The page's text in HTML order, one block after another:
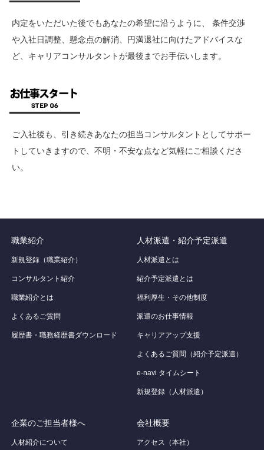
内定をいただいた後でもあなたの希望に沿うように、 条件交渉
や入社日調整、懸念点の解消、円満退社に向けたアドバイスな
ど、キャリアコンサルタントが最後までお手伝いします。
ご入社後も、引き続きあなたの担当コンサルタントとしてサポー
トしていきますので、不明・不安な点など気軽にご相談くださ
い。
職業紹介
新規登録（職業紹介）
コンサルタント紹介
職業紹介とは
よくあるご質問
履歴書・職務経歴書ダウンロード
人材派遣・紹介予定派遣
人材派遣とは
紹介予定派遣とは
福利厚生・その他制度
派遣のお仕事情報
キャリアアップ支援
よくあるご質問（紹介予定派遣）
e-navi タイムシート
新規登録（人材派遣）
企業のご担当者様へ
人材紹介について
会社概要
アクセス（本社）